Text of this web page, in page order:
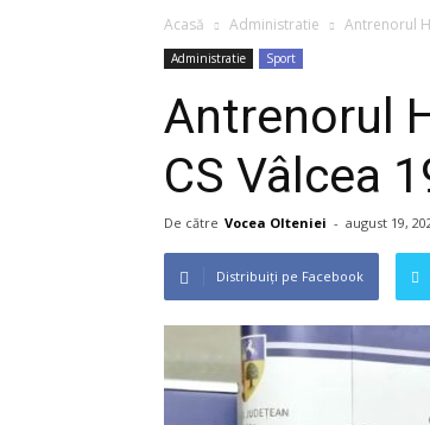
Acasă Administratie Antrenorul
Administratie Sport
Antrenorul
CS Vâlcea
De către Vocea Olteniei - august 19,
Distribuiți pe Facebook